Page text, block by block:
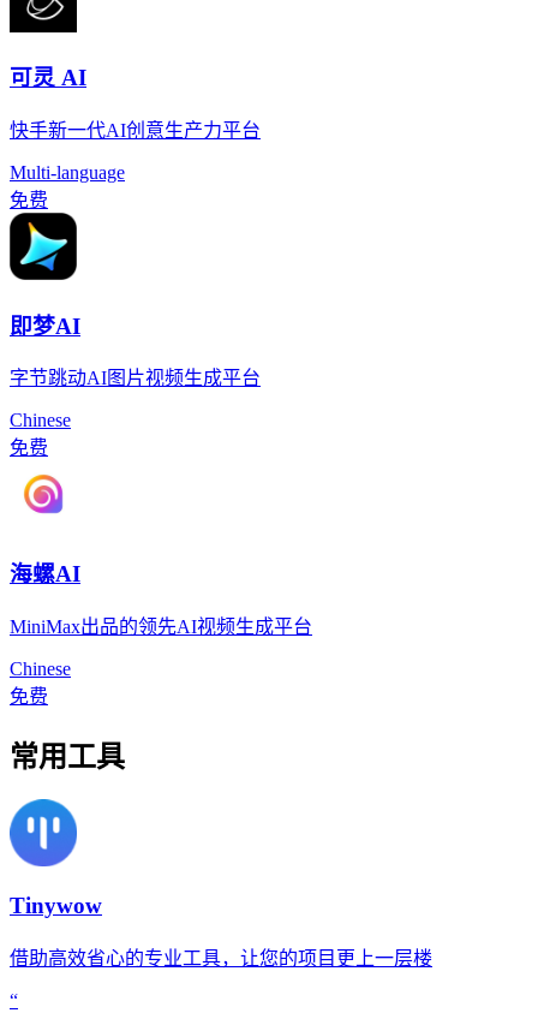
可灵 AI
快手新一代AI创意生产力平台
Multi-language
免费
即梦AI
字节跳动AI图片视频生成平台
Chinese
免费
海螺AI
MiniMax出品的领先AI视频生成平台
Chinese
免费
常用工具
Tinywow
借助高效省心的专业工具，让您的项目更上一层楼
“